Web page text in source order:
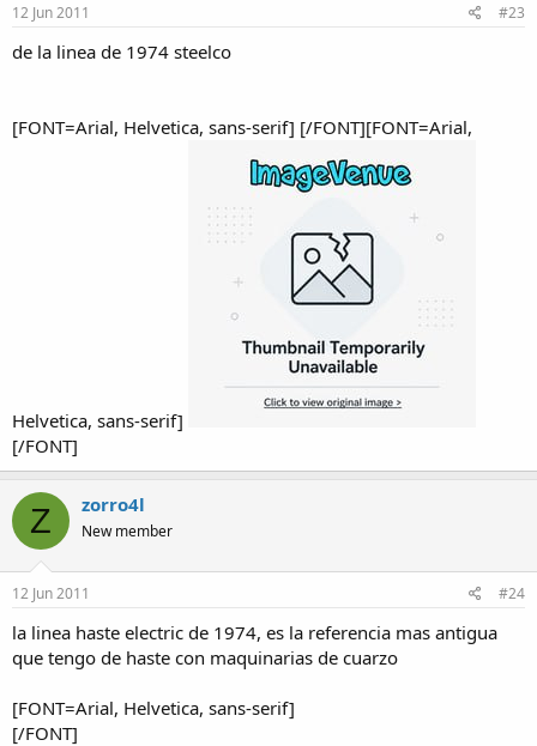
12 Jun 2011 #23
de la linea de 1974 steelco
[FONT=Arial, Helvetica, sans-serif] [/FONT][FONT=Arial,
Helvetica, sans-serif]
[/FONT]
Z zorro4l
New member
12 Jun 2011 #24
la linea haste electric de 1974, es la referencia mas antigua
que tengo de haste con maquinarias de cuarzo
[FONT=Arial, Helvetica, sans-serif]
[/FONT]